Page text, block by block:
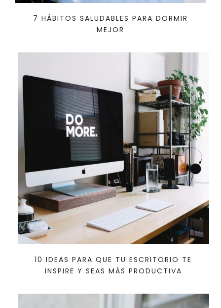
7 HÁBITOS SALUDABLES PARA DORMIR
MEJOR
10 IDEAS PARA QUE TU ESCRITORIO TE
INSPIRE Y SEAS MÁS PRODUCTIVA